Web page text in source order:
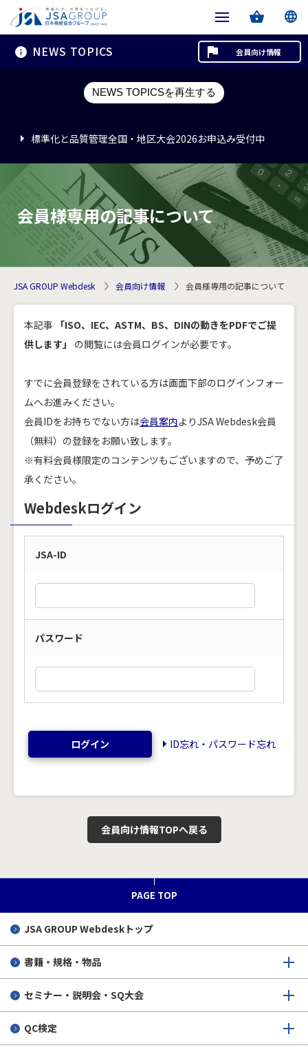
NEWS TOPICS
NEWS TOPICSを再生する
標準化と品質管理全国・地区大会2026お申込み受付中
標準化と品質管理全国・地区大会2026お申込み受付中
標準化と品質管理全国・地区大会2026お申込み受付中
会員向け情報
会員様専用の記事について
JSA GROUP Webdesk 会員向け情報 会員様専用の記事について
本記事
「ISO、IEC、ASTM、BS、DINの動きをPDFでご提
供します」
の閲覧には会員ログインが必要です。
すでに会員登録をされている方は画面下部のログインフォー
ムへお進みください。
会員IDをお持ちでない方は会員案内よりJSA Webdesk会員
（無料）の登録をお願い致します。
※有料会員様限定のコンテンツもございますので、予めご了
承ください。
Webdeskログイン
JSA-ID
パスワード
ログイン ID忘れ・パスワード忘れ
会員向け情報TOPへ戻る
PAGE TOP
JSA GROUP Webdeskトップ
書籍・規格・物品
セミナー・説明会・SQ大会
QC検定